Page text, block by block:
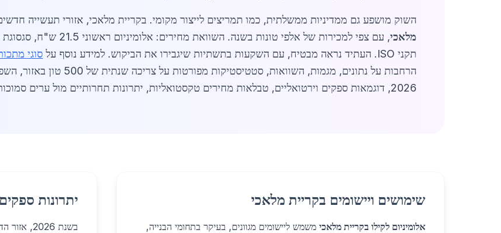
השוק מושפע גם ממדיניות ממשלתית, כמו תמריצים לייצור מקומי. בקריית מלאכי, אזורי תעשייה
מלאכי
תקני ISO. העתיד נראה מבטיח, עם השקעות בתשתיות שיגבירו את הביקוש. למידע נוסף על
סוגי
הרחבות על נתונים, מגמות,
2026, דוגמאות ספקים וירטואליים, טבלאות מחירים טקסטואליות, יתרונות תחרותיים מול ערים סמוכות, תחזיות לרבעונים הבאים).
שימושים ויישומים בקריית מלאכי
אלומיניום לקילו בקריית מלאכי משמש ליישומים מגוונים, בעיקר בתחומי הבנייה,
יתרונות
בשנת